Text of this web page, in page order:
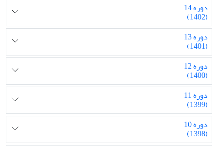
دوره 14
(1402)
دوره 13
(1401)
دوره 12
(1400)
دوره 11
(1399)
دوره 10
(1398)